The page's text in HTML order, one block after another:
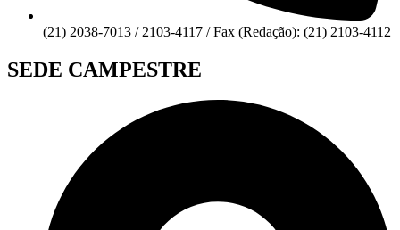
(21) 2038-7013 / 2103-4117 / Fax (Redação): (21) 2103-4112
SEDE CAMPESTRE